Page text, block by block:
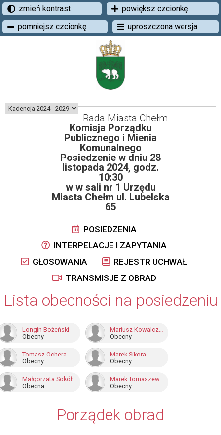
zmień kontrast
powiększ czcionkę
pomniejsz czcionkę
uproszczona wersja
Rada Miasta Chełm
Komisja Porządku
Publicznego i Mienia
Komunalnego
Posiedzenie w dniu 28
listopada 2024, godz.
10:30
w w sali nr 1 Urzędu
Miasta Chełm ul. Lubelska
65
POSIEDZENIA
INTERPELACJE I ZAPYTANIA
GŁOSOWANIA
REJESTR UCHWAŁ
TRANSMISJE Z OBRAD
Lista obecności na posiedzeniu
Longin Bożeński
Obecny
Mariusz Kowalczuk
Obecny
Tomasz Ochera
Obecny
Marek Sikora
Obecny
Małgorzata Sokół
Obecna
Marek Tomaszewski
Obecny
Porządek obrad